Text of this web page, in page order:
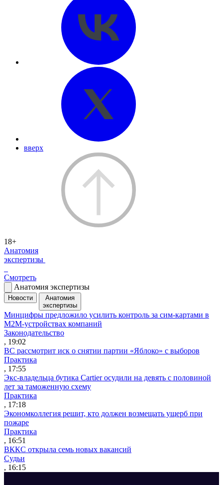
вверх
18+
Анатомия
экспертизы
Смотреть
Анатомия экспертизы
Новости
Анатомия
экспертизы
Минцифры предложило усилить контроль за сим-картами в
M2M-устройствах компаний
Законодательство
, 19:02
ВС рассмотрит иск о снятии партии «Яблоко» с выборов
Практика
, 17:55
Экс-владельца бутика Cartier осудили на девять с половиной
лет за таможенную схему
Практика
, 17:18
Экономколлегия решит, кто должен возмещать ущерб при
пожаре
Практика
, 16:51
ВККС открыла семь новых вакансий
Судьи
, 16:15